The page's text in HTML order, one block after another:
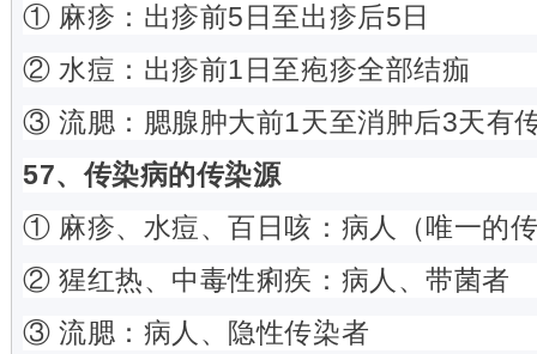
① 麻疹：出疹前5日至出疹后5日
② 水痘：出疹前1日至疱疹全部结痂
③ 流腮：腮腺肿大前1天至消肿后3天有
57、传染病的传染源
① 麻疹、水痘、百日咳：病人（唯一的
② 猩红热、中毒性痢疾：病人、带菌者
③ 流腮：病人、隐性传染者